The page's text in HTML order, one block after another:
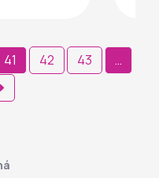
41 42 43
…